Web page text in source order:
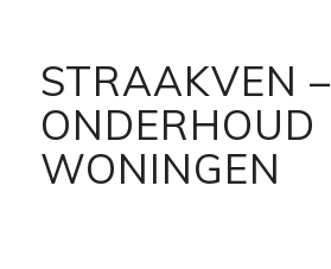
STRAAKVEN –
ONDERHOUD
WONINGEN